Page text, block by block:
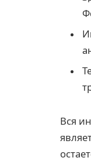
Вся